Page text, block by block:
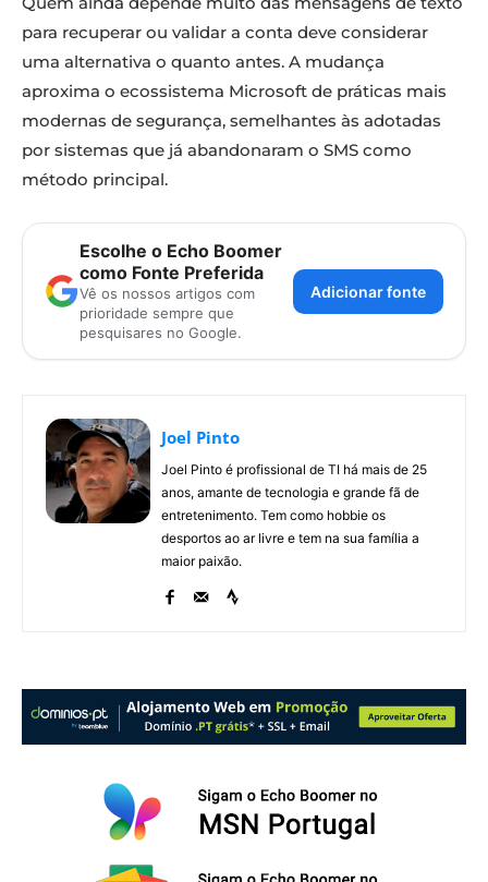
para recuperar ou validar a conta deve considerar
uma alternativa o quanto antes. A mudança
aproxima o ecossistema Microsoft de práticas mais
modernas de segurança, semelhantes às adotadas
por sistemas que já abandonaram o SMS como
método principal.
Escolhe o Echo Boomer
como Fonte Preferida
Vê os nossos artigos com
prioridade sempre que
pesquisares no Google.
Adicionar fonte
Joel Pinto
Joel Pinto é profissional de TI há mais de 25
anos, amante de tecnologia e grande fã de
entretenimento. Tem como hobbie os
desportos ao ar livre e tem na sua família a
maior paixão.